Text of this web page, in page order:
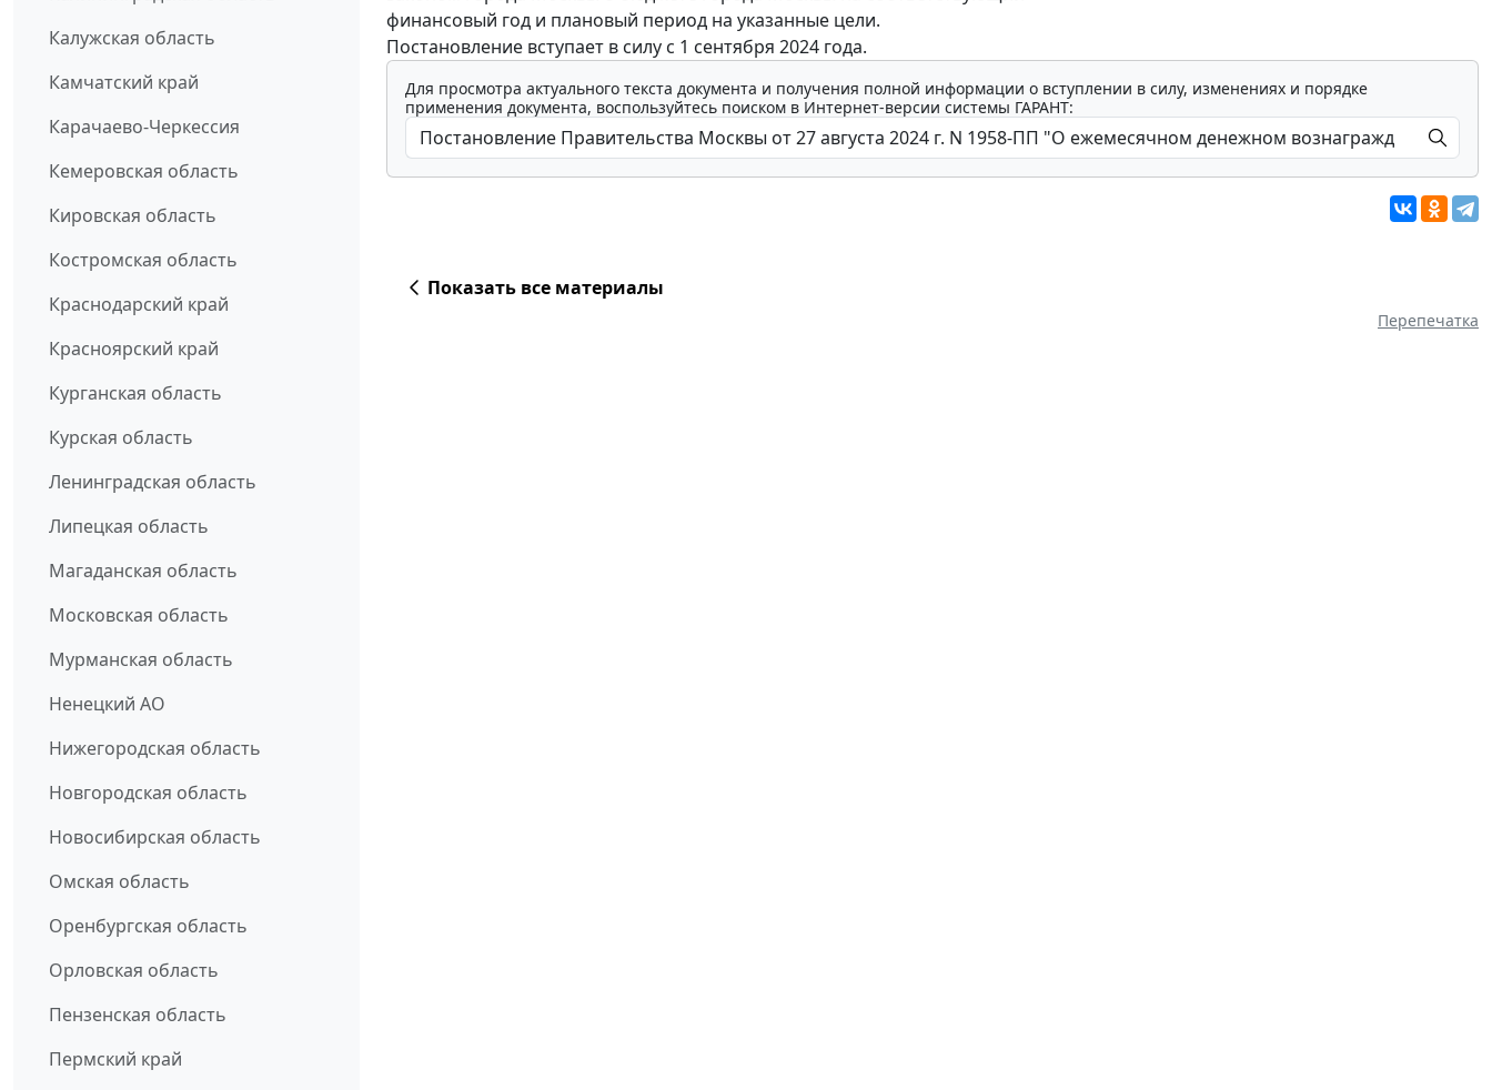
Калужская область
Камчатский край
Карачаево-Черкессия
Кемеровская область
Кировская область
Костромская область
Краснодарский край
Красноярский край
Курганская область
Курская область
Ленинградская область
Липецкая область
Магаданская область
Московская область
Мурманская область
Ненецкий АО
Нижегородская область
Новгородская область
Новосибирская область
Омская область
Оренбургская область
Орловская область
Пензенская область
Пермский край
финансовый год и плановый период на указанные цели.
Постановление вступает в силу с 1 сентября 2024 года.
Для просмотра актуального текста документа и получения полной информации о вступлении в силу, изменениях и порядке
применения документа, воспользуйтесь поиском в Интернет-версии системы ГАРАНТ:
Показать все материалы
Перепечатка